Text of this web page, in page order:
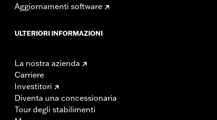
Aggiornamenti software
ULTERIORI INFORMAZIONI
La nostra azienda
Carriere
Investitori
Diventa una concessionaria
Tour degli stabilimenti